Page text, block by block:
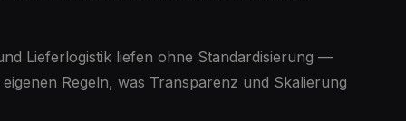
Lieferlogistik liefen ohne Standardisierung —
Regeln, was Transparenz und Skalierung